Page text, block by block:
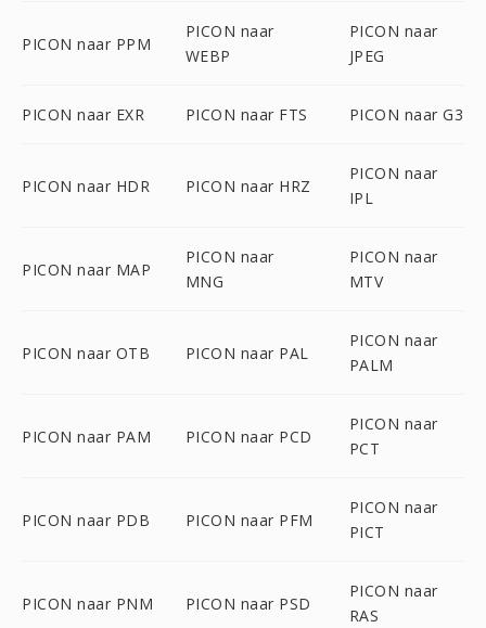
PICON naar PPM
PICON naar
WEBP
PICON naar
JPEG
PICON naar EXR PICON naar FTS PICON naar G3
PICON naar HDR PICON naar HRZ
PICON naar
IPL
PICON naar MAP
PICON naar
MNG
PICON naar
MTV
PICON naar OTB PICON naar PAL
PICON naar
PALM
PICON naar PAM PICON naar PCD
PICON naar
PCT
PICON naar PDB PICON naar PFM
PICON naar
PICT
PICON naar PNM PICON naar PSD
PICON naar
RAS